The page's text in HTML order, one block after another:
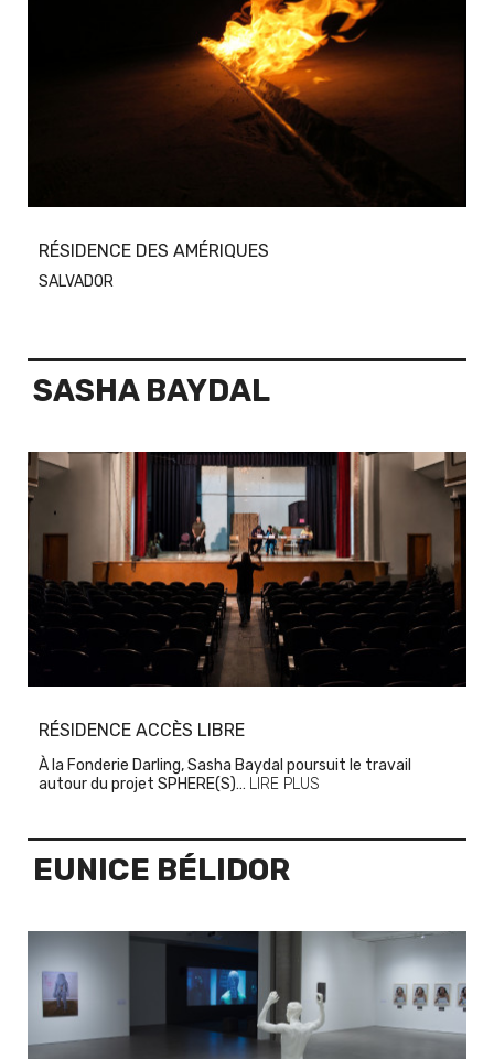
RÉSIDENCE DES AMÉRIQUES
SALVADOR
SASHA BAYDAL
RÉSIDENCE ACCÈS LIBRE
À la Fonderie Darling, Sasha Baydal poursuit le travail
autour du projet SPHERE(S)… LIRE PLUS
EUNICE BÉLIDOR